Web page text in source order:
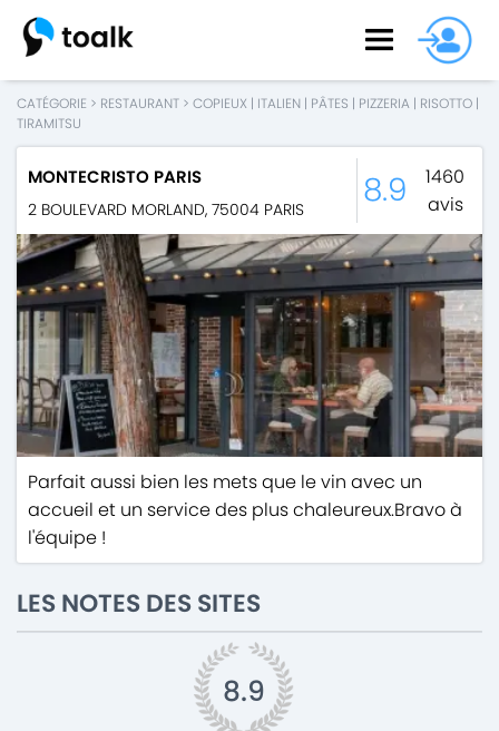
CATÉGORIE > RESTAURANT > COPIEUX | ITALIEN | PÂTES | PIZZERIA | RISOTTO |
TIRAMITSU
MONTECRISTO PARIS
2 BOULEVARD MORLAND, 75004 PARIS 8.9
1460
avis
Parfait aussi bien les mets que le vin avec un
accueil et un service des plus chaleureux.Bravo à
l'équipe !
LES NOTES DES SITES
8.9